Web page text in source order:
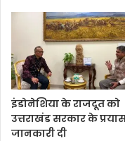
इंडोनेशिया के राजदूत को
उत्तराखंड सरकार के
जानकारी दी